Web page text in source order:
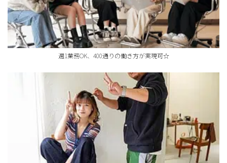
週1業務OK、400通りの働き方が実現可☆